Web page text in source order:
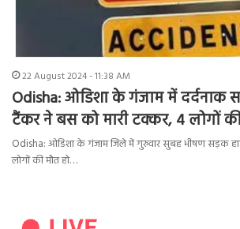
22 August 2024 - 11:38 AM
Odisha: ओडिशा के गंजाम में
टैंकर ने बस को मारी टक्कर, 4 लोगों
Odisha: ओडिशा के गंजाम जिले में गुरुवार सुबह भीषण सड़क
लोगों की मौत हो…